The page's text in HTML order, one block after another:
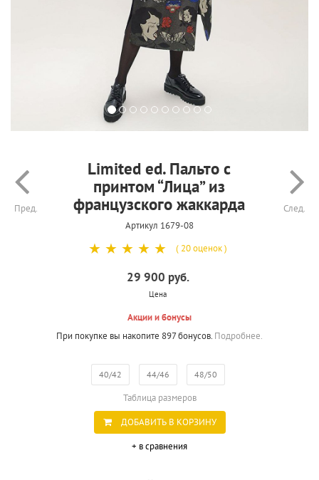
Пред.
Limited ed. Пальто с
принтом “Лица” из
французского жаккарда
Артикул 1679-08
След.
☆
☆
☆
☆
☆ ( 20 оценок )
29 900 руб.
Цена
Акции и бонусы
При покупке вы накопите 897 бонусов. Подробнее.
40/42 44/46 48/50
Таблица размеров
ДОБАВИТЬ В КОРЗИНУ
+ в сравнения